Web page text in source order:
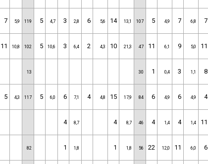
7 5,9 119 5 4,7 3 2,8 6 5,6 14 13,1 107 5 4,9 7 6,8 7
11 10,8 102 5 10,6 3 6,4 2 4,3 10 21,3 47 11 6,1 9 5,0 11
13 30 1 0,4 3 1,1 8
5 4,3 117 5 6,0 6 7,1 4 4,8 15 17,9 84 6 4,9 6 4,9 4
4 8,7 4 8,7 46 4 1,4 4 1,4 11
82 1 1,8 1 1,8 56 22 12,0 11 6,0 6